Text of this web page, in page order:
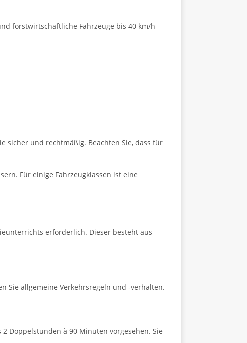
forstwirtschaftliche Fahrzeuge bis 40 km/h
sicher und rechtmäßig. Beachten Sie, dass für
Für einige Fahrzeugklassen ist eine
erforderlich. Dieser besteht aus
Sie allgemeine Verkehrsregeln und -verhalten.
Doppelstunden à 90 Minuten vorgesehen. Sie